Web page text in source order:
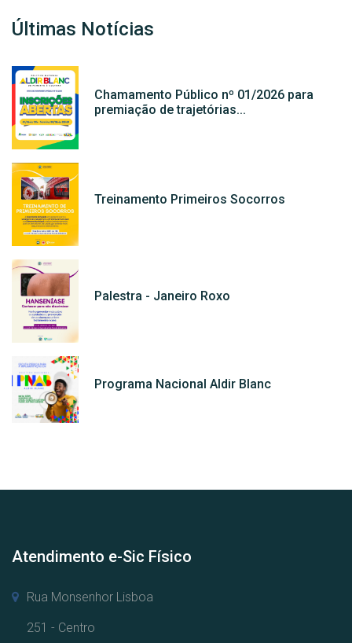
Últimas Notícias
Chamamento Público nº 01/2026 para
premiação de trajetórias...
Treinamento Primeiros Socorros
Palestra - Janeiro Roxo
Programa Nacional Aldir Blanc
Atendimento e-Sic Físico
Rua Monsenhor Lisboa
251 - Centro